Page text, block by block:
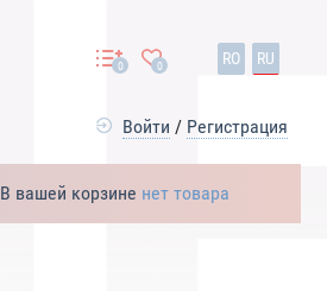
0 0 RO RU
Войти / Регистрация
В вашей корзине нет товара